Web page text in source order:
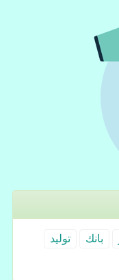
بانك
تولید